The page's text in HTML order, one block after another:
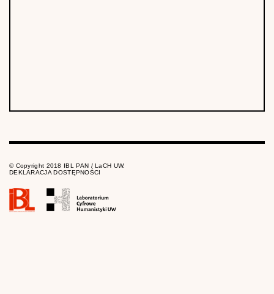
© Copyright 2018 IBL PAN / LaCH UW.
DEKLARACJA DOSTĘPNOŚCI